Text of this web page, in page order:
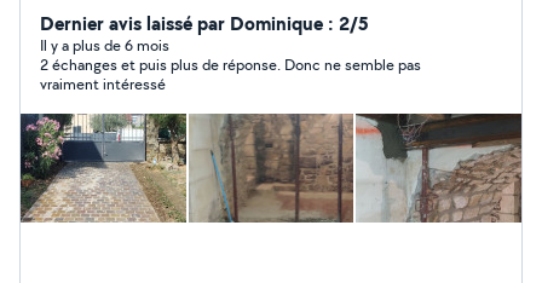
gratuit et détaillé sur mesure, personnalisé selon vos
besoins. Etape 1: Contactez-nous pour obtenir un devis.
Etape 2: Rendez-vous sur place des travaux. Etape 3:
Recevez Devis gratuit sans engagement. Déplacement
gratuit pour vous fournir un Devis Gratuit Gestion
complète du chantier et une seule équipe par chantier
Mise en place de protections pendant les travaux
Ouvriers professionnels et à l'écoute et conseils
personnalisés
Dernier avis laissé par Dominique : 2/5
Il y a plus de 6 mois
2 échanges et puis plus de réponse. Donc ne semble pas
vraiment intéressé